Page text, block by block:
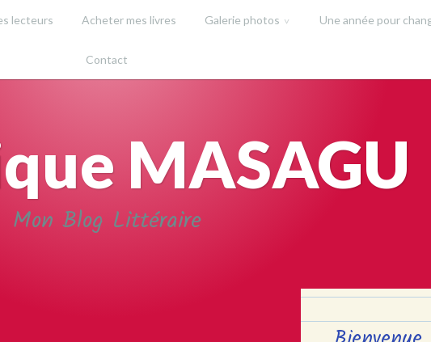
lecteurs Acheter mes livres Galerie photos Une année pour
Contact
MASAGU
Mon Blog Littéraire